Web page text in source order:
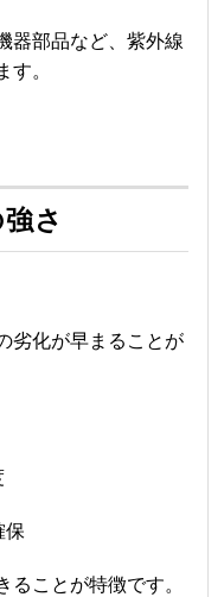
器部品など、紫外線
す。
さ
劣化が早まることが
保
ることが特徴です。